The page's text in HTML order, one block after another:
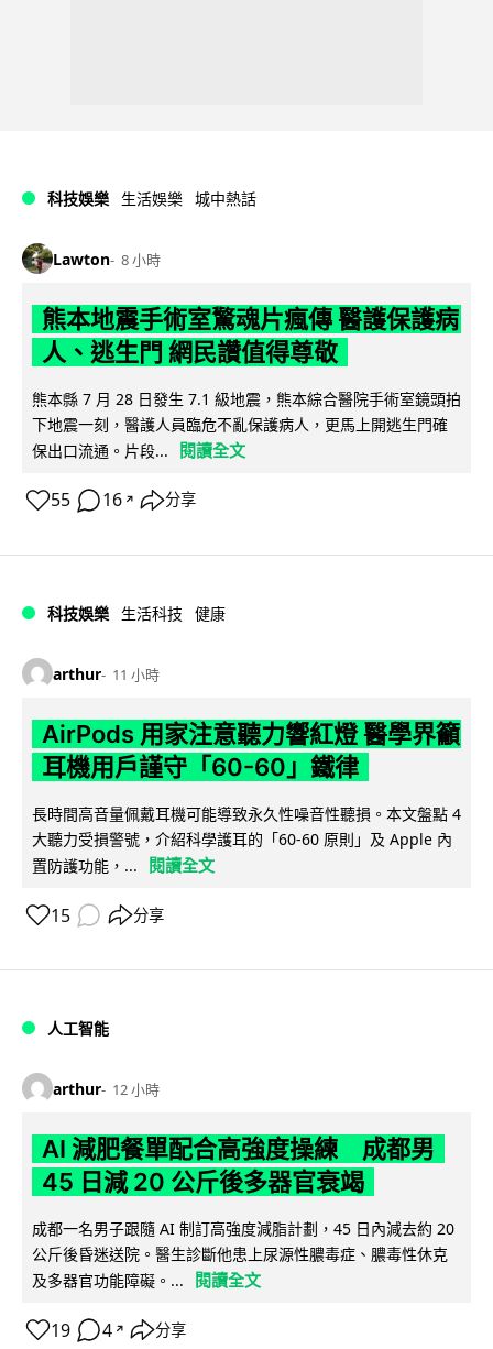
科技娛樂 生活娛樂 城中熱話
Lawton 8 小時
熊本地震手術室驚魂片瘋傳 醫護保護病
人、逃生門 網民讚值得尊敬
熊本縣 7 月 28 日發生 7.1 級地震，熊本綜合醫院手術室鏡頭拍
下地震一刻，醫護人員臨危不亂保護病人，更馬上開逃生門確
保出口流通。片段...
閱讀全文
55 16 ↗ 分享
科技娛樂 生活科技 健康
arthur 11 小時
AirPods 用家注意聽力響紅燈 醫學界籲
耳機用戶謹守「60-60」鐵律
長時間高音量佩戴耳機可能導致永久性噪音性聽損。本文盤點 4
大聽力受損警號，介紹科學護耳的「60-60 原則」及 Apple 內
置防護功能，...
閱讀全文
15 分享
人工智能
arthur 12 小時
AI 減肥餐單配合高強度操練 成都男
45 日減 20 公斤後多器官衰竭
成都一名男子跟隨 AI 制訂高強度減脂計劃，45 日內減去約 20
公斤後昏迷送院。醫生診斷他患上尿源性膿毒症、膿毒性休克
及多器官功能障礙。...
閱讀全文
19 4 ↗ 分享